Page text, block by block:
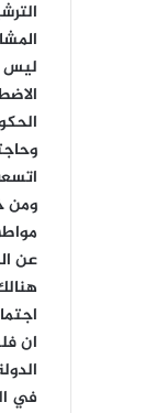
ليس
ومن
عن
ان
في